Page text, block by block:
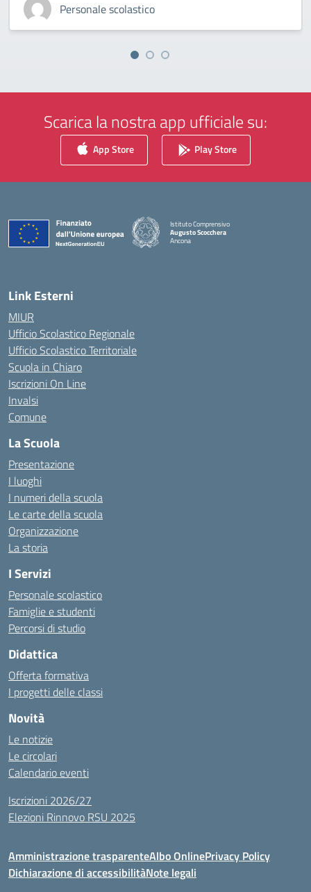
Personale scolastico
Scarica la nostra app ufficiale su:
App Store Play Store
Istituto Comprensivo
Augusto Scocchera
Ancona
Link Esterni
MIUR
Ufficio Scolastico Regionale
Ufficio Scolastico Territoriale
Scuola in Chiaro
Iscrizioni On Line
Invalsi
Comune
La Scuola
Presentazione
I luoghi
I numeri della scuola
Le carte della scuola
Organizzazione
La storia
I Servizi
Personale scolastico
Famiglie e studenti
Percorsi di studio
Didattica
Offerta formativa
I progetti delle classi
Novità
Le notizie
Le circolari
Calendario eventi
Iscrizioni 2026/27
Elezioni Rinnovo RSU 2025
Amministrazione trasparenteAlbo OnlinePrivacy Policy
Dichiarazione di accessibilitàNote legali